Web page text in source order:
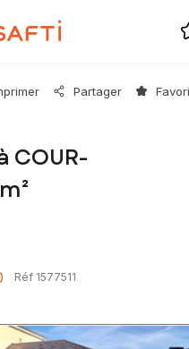
Partager
COUR-
Réf 1577511